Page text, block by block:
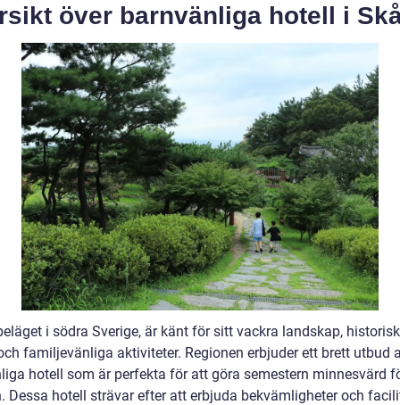
över barnvänliga hotell i
i södra Sverige, är känt för sitt vackra landskap,
familjevänliga aktiviteter. Regionen erbjuder ett brett utbud
hotell som är perfekta för att göra semestern minnesvärd
Dessa hotell strävar efter att erbjuda bekvämligheter och